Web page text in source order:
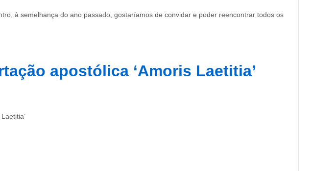
à semelhança do ano passado, gostaríamos de convidar e poder reencontrar todos os
apostólica ‘Amoris Laetitia’